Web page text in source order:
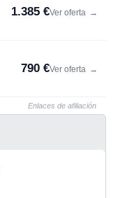
1.385 €Ver oferta →
790 €Ver oferta →
Enlaces de afiliación